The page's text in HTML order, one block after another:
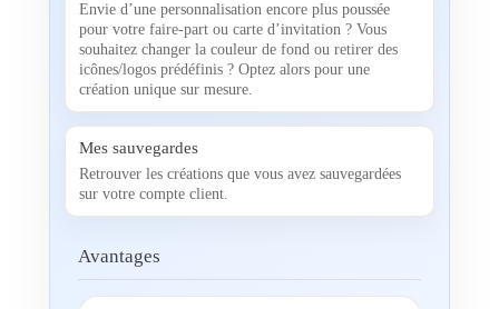
Envie d’une personnalisation encore plus poussée
pour votre faire-part ou carte d’invitation ? Vous
souhaitez changer la couleur de fond ou retirer des
icônes/logos prédéfinis ? Optez alors pour une
création unique sur mesure.
Mes sauvegardes
Retrouver les créations que vous avez sauvegardées
sur votre compte client.
Avantages